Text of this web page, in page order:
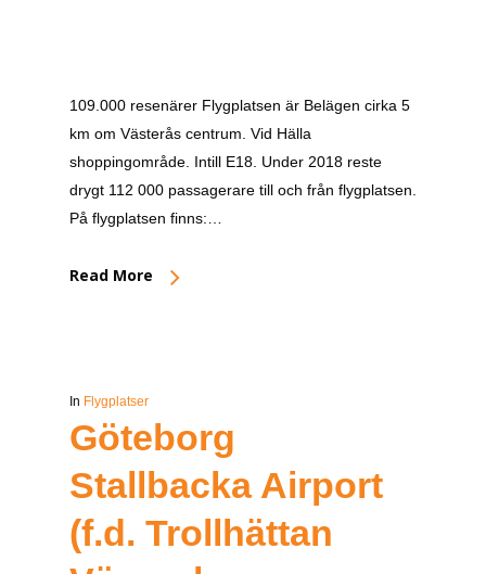
109.000 resenärer Flygplatsen är Belägen cirka 5
km om Västerås centrum. Vid Hälla
shoppingområde. Intill E18. Under 2018 reste
drygt 112 000 passagerare till och från flygplatsen.
På flygplatsen finns:…
Read More
In Flygplatser
Göteborg
Stallbacka Airport
(f.d. Trollhättan